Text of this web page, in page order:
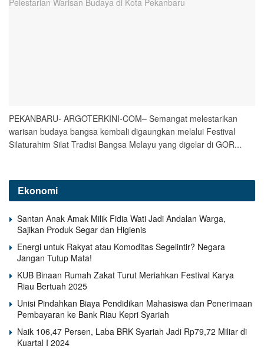
PEKANBARU- ARGOTERKINI-COM– Semangat melestarikan
warisan budaya bangsa kembali digaungkan melalui Festival
Silaturahim Silat Tradisi Bangsa Melayu yang digelar di GOR...
Ekonomi
Santan Anak Amak Milik Fidia Wati Jadi Andalan Warga,
Sajikan Produk Segar dan Higienis
Energi untuk Rakyat atau Komoditas Segelintir? Negara
Jangan Tutup Mata!
KUB Binaan Rumah Zakat Turut Meriahkan Festival Karya
Riau Bertuah 2025
Unisi Pindahkan Biaya Pendidikan Mahasiswa dan Penerimaan
Pembayaran ke Bank Riau Kepri Syariah
Naik 106,47 Persen, Laba BRK Syariah Jadi Rp79,72 Miliar di
Kuartal I 2024